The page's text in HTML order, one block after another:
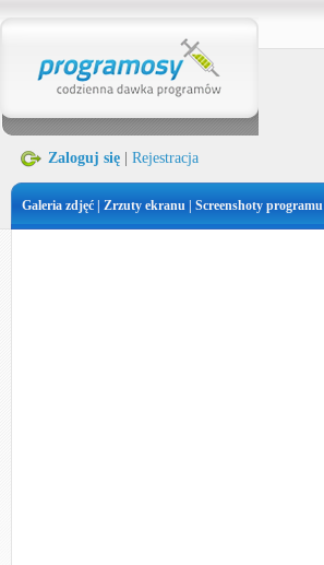
Zaloguj się Rejestracja
Galeria zdjęć | Zrzuty ekranu | Screenshoty programu